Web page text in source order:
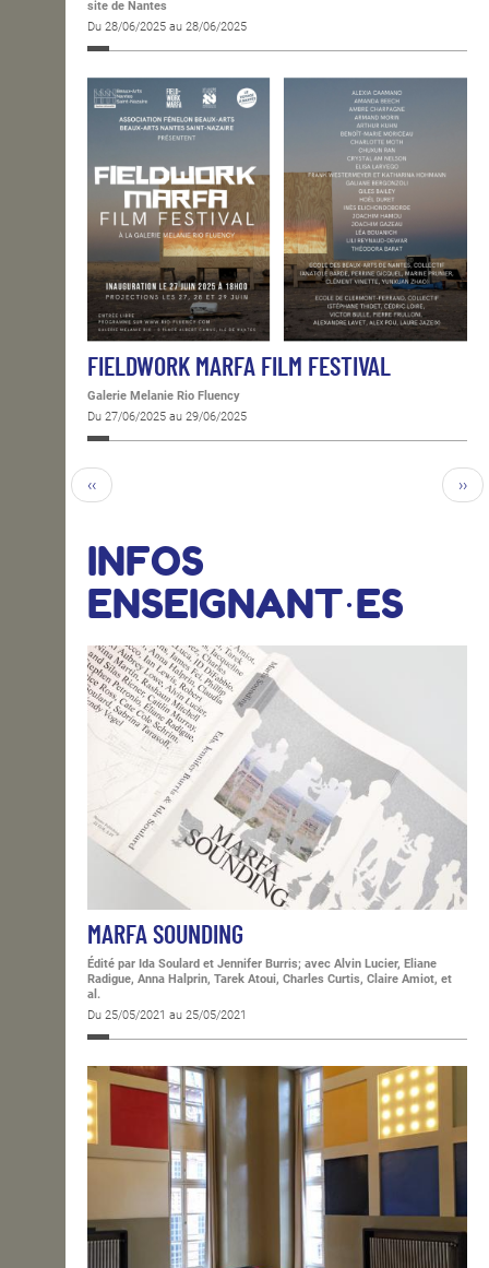
site de Nantes
Du 28/06/2025 au 28/06/2025
FIELDWORK MARFA FILM FESTIVAL
Galerie Melanie Rio Fluency
Du 27/06/2025 au 29/06/2025
‹‹ ››
INFOS
ENSEIGNANT·ES
MARFA SOUNDING
Édité par Ida Soulard et Jennifer Burris; avec Alvin Lucier, Eliane
Radigue, Anna Halprin, Tarek Atoui, Charles Curtis, Claire Amiot, et
al.
Du 25/05/2021 au 25/05/2021